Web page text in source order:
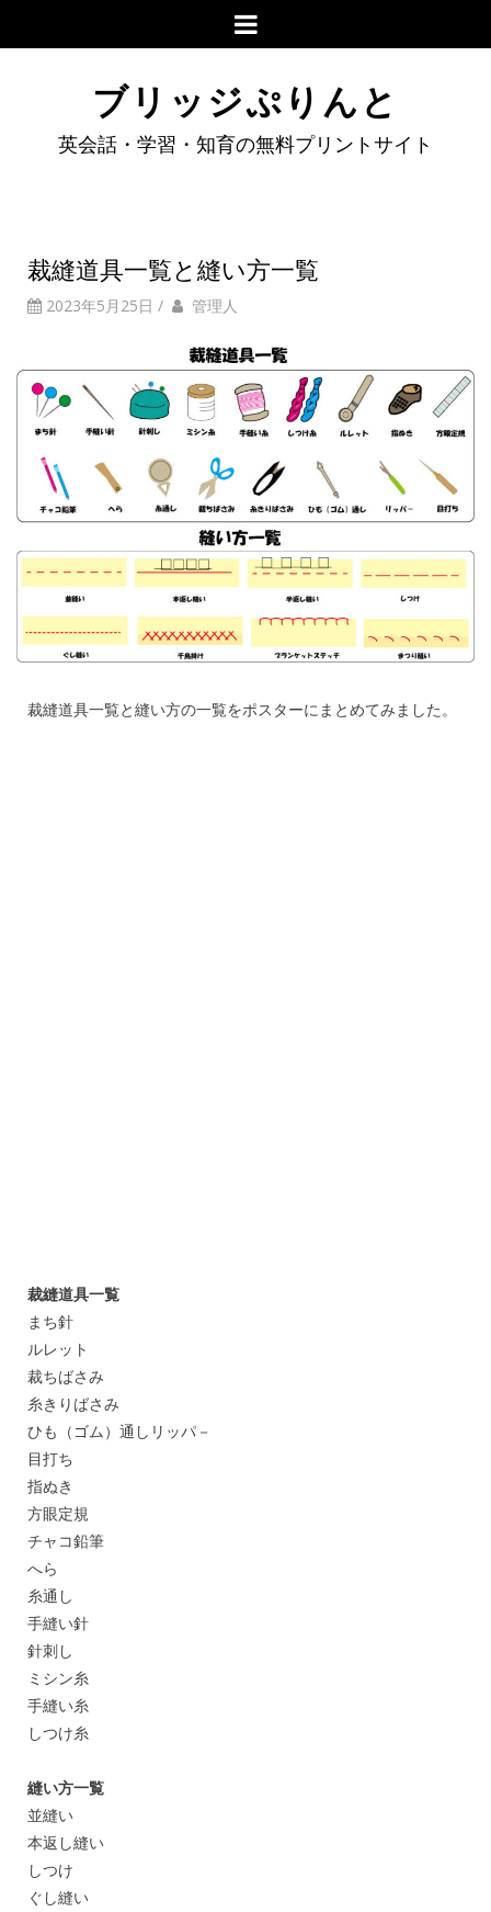
ブリッジぷりんと
英会話・学習・知育の無料プリントサイト
裁縫道具一覧と縫い方一覧
2023年5月25日 / 管理人
裁縫道具一覧と縫い方の一覧をポスターにまとめてみました。
裁縫道具一覧
まち針
ルレット
裁ちばさみ
糸きりばさみ
ひも（ゴム）通しリッパ－
目打ち
指ぬき
方眼定規
チャコ鉛筆
へら
糸通し
手縫い針
針刺し
ミシン糸
手縫い糸
しつけ糸
縫い方一覧
並縫い
本返し縫い
しつけ
ぐし縫い